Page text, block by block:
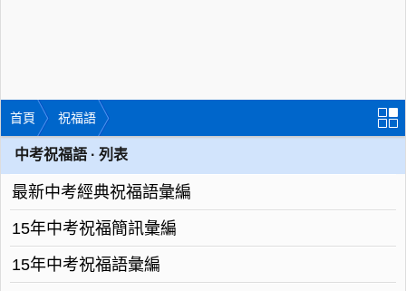
首頁 祝福語
中考祝福語 · 列表
最新中考經典祝福語彙編
15年中考祝福簡訊彙編
15年中考祝福語彙編